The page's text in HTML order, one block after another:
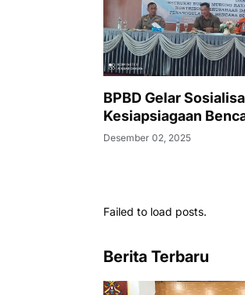
BPBD Gelar
Kesiapsiagaan
Desember 02, 2025
Failed to load posts.
Berita Terbaru